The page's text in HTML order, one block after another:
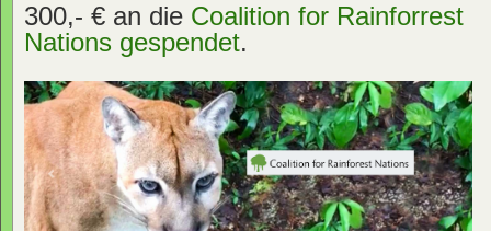
300,- € an die Coalition for Rainforrest
Nations gespendet.